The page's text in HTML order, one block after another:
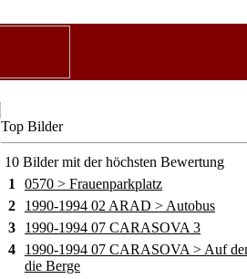
Top Bilder
10 Bilder mit der höchsten Bewertung
1
0570 > Frauenparkplatz
2
1990-1994 02 ARAD > Autobus
3
1990-1994 07 CARASOVA 3
4
1990-1994 07 CARASOVA > Auf
die Berge